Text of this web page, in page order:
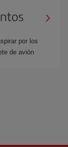
por los
de avión